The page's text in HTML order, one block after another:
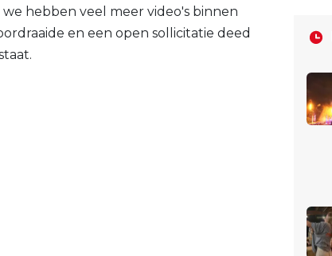
hebben veel meer video's binnen
en een open sollicitatie deed